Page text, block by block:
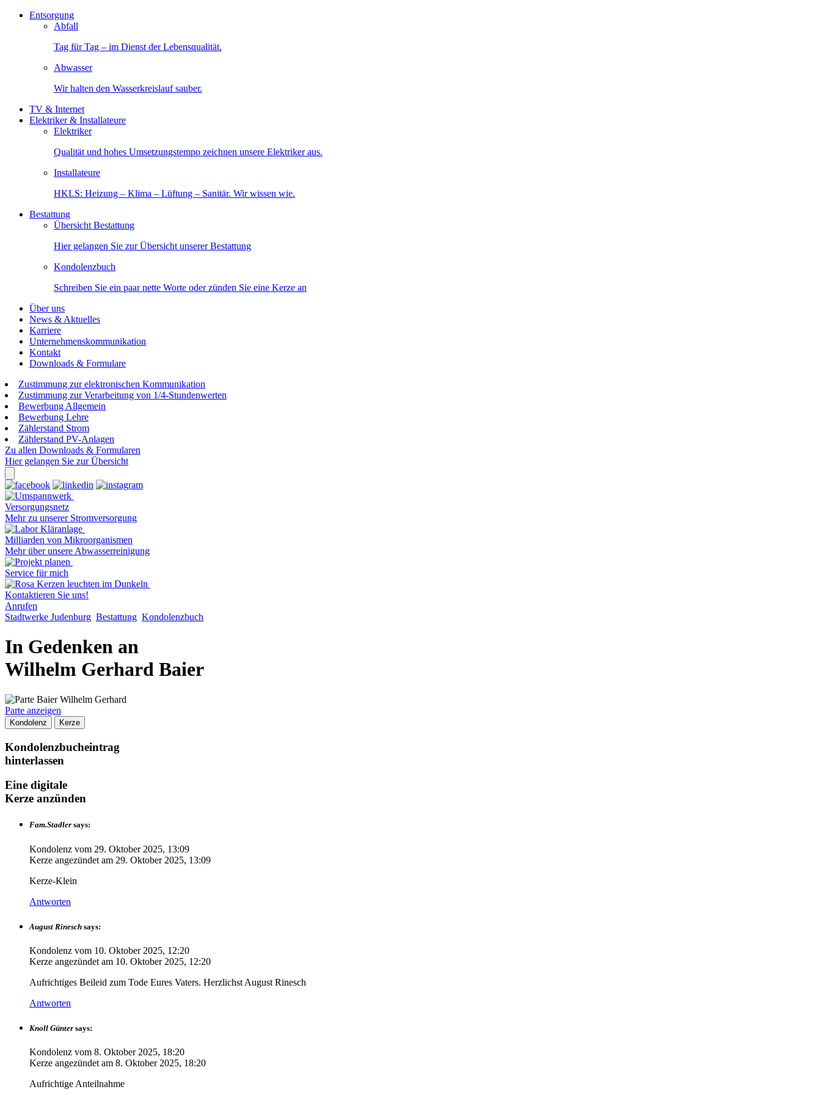
Entsorgung
Abfall
Tag für Tag – im Dienst der Lebensqualität.
Abwasser
Wir halten den Wasserkreislauf sauber.
TV & Internet
Elektriker & Installateure
Elektriker
Qualität und hohes Umsetzungstempo zeichnen unsere Elektriker aus.
Installateure
HKLS: Heizung – Klima – Lüftung – Sanitär. Wir wissen wie.
Bestattung
Übersicht Bestattung
Hier gelangen Sie zur Übersicht unserer Bestattung
Kondolenzbuch
Schreiben Sie ein paar nette Worte oder zünden Sie eine Kerze an
Über uns
News & Aktuelles
Karriere
Unternehmenskommunikation
Kontakt
Downloads & Formulare
Zustimmung zur elektronischen Kommunikation
Zustimmung zur Verarbeitung von 1/4-Stundenwerten
Bewerbung Allgemein
Bewerbung Lehre
Zählerstand Strom
Zählerstand PV-Anlagen
Zu allen Downloads & Formularen
Hier gelangen Sie zur Übersicht
Versorgungsnetz
Mehr zu unserer Stromversorgung
Milliarden von Mikroorganismen
Mehr über unsere Abwasserreinigung
Service für mich
Kontaktieren Sie uns!
Anrufen
Stadtwerke Judenburg Bestattung Kondolenzbuch
In Gedenken an
Wilhelm Gerhard Baier
Parte anzeigen
Kondolenz Kerze
Kondolenzbucheintrag
hinterlassen
Eine digitale
Kerze anzünden
Fam.Stadler says:
Kondolenz vom 29. Oktober 2025, 13:09
Kerze angezündet am 29. Oktober 2025, 13:09
Kerze-Klein
Antworten
August Rinesch says:
Kondolenz vom 10. Oktober 2025, 12:20
Kerze angezündet am 10. Oktober 2025, 12:20
Aufrichtiges Beileid zum Tode Eures Vaters. Herzlichst August Rinesch
Antworten
Knoll Günter says:
Kondolenz vom 8. Oktober 2025, 18:20
Kerze angezündet am 8. Oktober 2025, 18:20
Aufrichtige Anteilnahme